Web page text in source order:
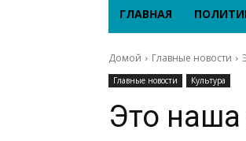
ГЛАВНАЯ
Домой Главные новости
Главные новости Культура
Это наша